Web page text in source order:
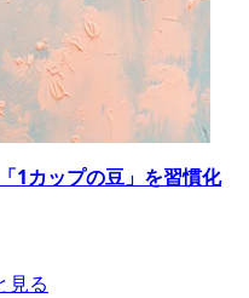
1カップの豆」を習慣化
見る